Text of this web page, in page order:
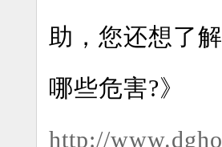
助，您还想了
哪些危害?》
http://